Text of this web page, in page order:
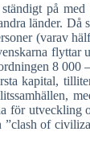
på
länder. Då
(varav
8 000
kapital,
för
of